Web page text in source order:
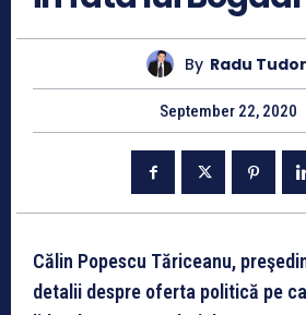
By Radu Tudor
September 22, 2020
Călin Popescu Tăriceanu,
detalii despre oferta politică pe